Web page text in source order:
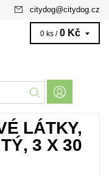
citydog@citydog.cz
0 ks / 0 Kč
LÁTKY,
3 X 30